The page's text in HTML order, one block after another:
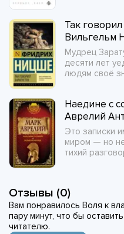
Так
Вильгельм
Мудрец
десяти лет
людям своё
Наедине с
Аврелий
Это записки
миром — но
тихий
Отзывы (0)
Вам понравилось Воля к
пару минут, что бы
читателю.